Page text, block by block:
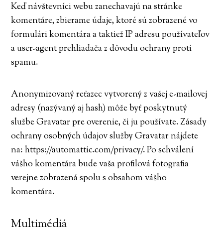
Keď návštevníci webu zanechavajú na stránke
komentáre, zbierame údaje, ktoré sú zobrazené vo
formulári komentára a taktiež IP adresu používateľov
a user-agent prehliadača z dôvodu ochrany proti
spamu.
Anonymizovaný reťazec vytvorený z vašej e-mailovej
adresy (nazývaný aj hash) môže byť poskytnutý
službe Gravatar pre overenie, či ju používate. Zásady
ochrany osobných údajov služby Gravatar nájdete
na: https://automattic.com/privacy/. Po schválení
vášho komentára bude vaša profilová fotografia
verejne zobrazená spolu s obsahom vášho
komentára.
Multimédiá